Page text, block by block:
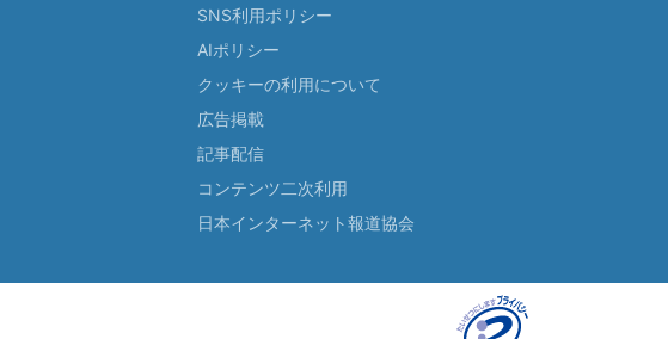
SNS利用ポリシー
AIポリシー
クッキーの利用について
広告掲載
記事配信
コンテンツ二次利用
日本インターネット報道協会